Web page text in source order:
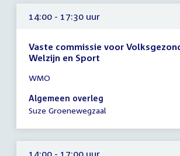
14:00 - 17:30 uur
Vaste commissie voor
Welzijn en Sport
vergadering
14:00
-
uur
WMO
Algemeen overleg
Suze Groenewegzaal
14:00 - 17:00 uur